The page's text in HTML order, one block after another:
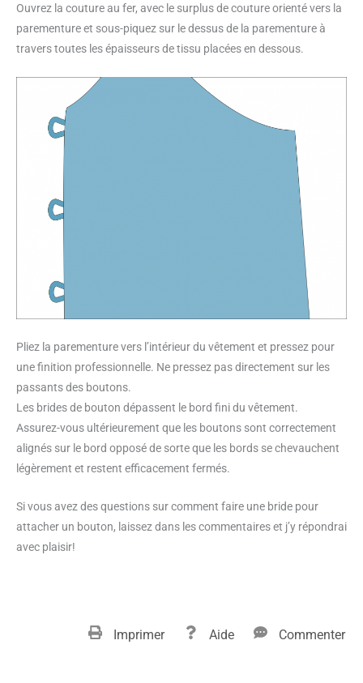
Ouvrez la couture au fer, avec le surplus de couture orienté vers la
parementure et sous-piquez sur le dessus de la parementure à
travers toutes les épaisseurs de tissu placées en dessous.
Pliez la parementure vers l’intérieur du vêtement et pressez pour
une finition professionnelle. Ne pressez pas directement sur les
passants des boutons.
Les brides de bouton dépassent le bord fini du vêtement.
Assurez-vous ultérieurement que les boutons sont correctement
alignés sur le bord opposé de sorte que les bords se chevauchent
légèrement et restent efficacement fermés.
Si vous avez des questions sur comment faire une bride pour
attacher un bouton, laissez dans les commentaires et j’y répondrai
avec plaisir!
Imprimer Aide Commenter